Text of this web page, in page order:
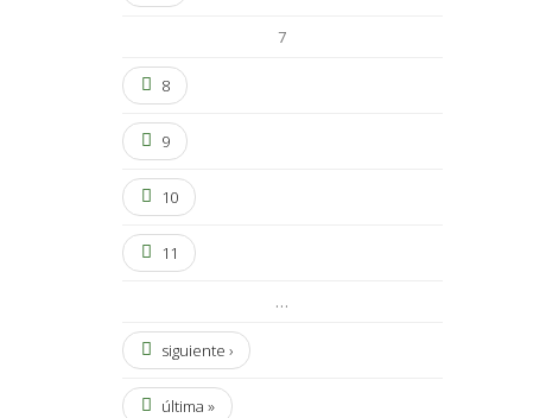
7
8
9
10
11
…
siguiente ›
última »